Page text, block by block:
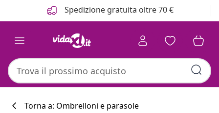
Spedizione gratuita oltre 70 €
Torna a: Ombrelloni e parasole